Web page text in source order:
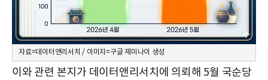
자료=데이터앤리서치 / 이미지=구글 제미나이 생성
이와 관련 본지가 데이터앤리서치에 의뢰해 5월 국순당